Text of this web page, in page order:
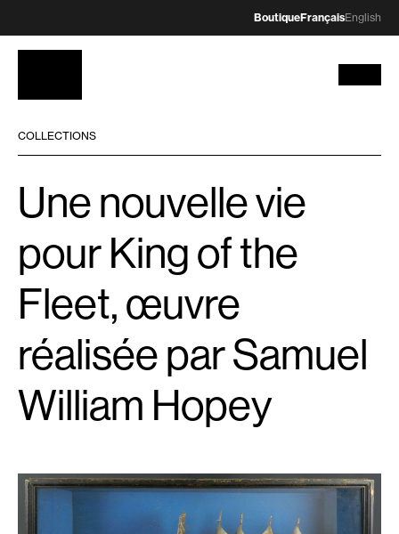
BoutiqueFrançaisEnglish
COLLECTIONS
Une nouvelle vie
pour King of the
Fleet, œuvre
réalisée par Samuel
William Hopey